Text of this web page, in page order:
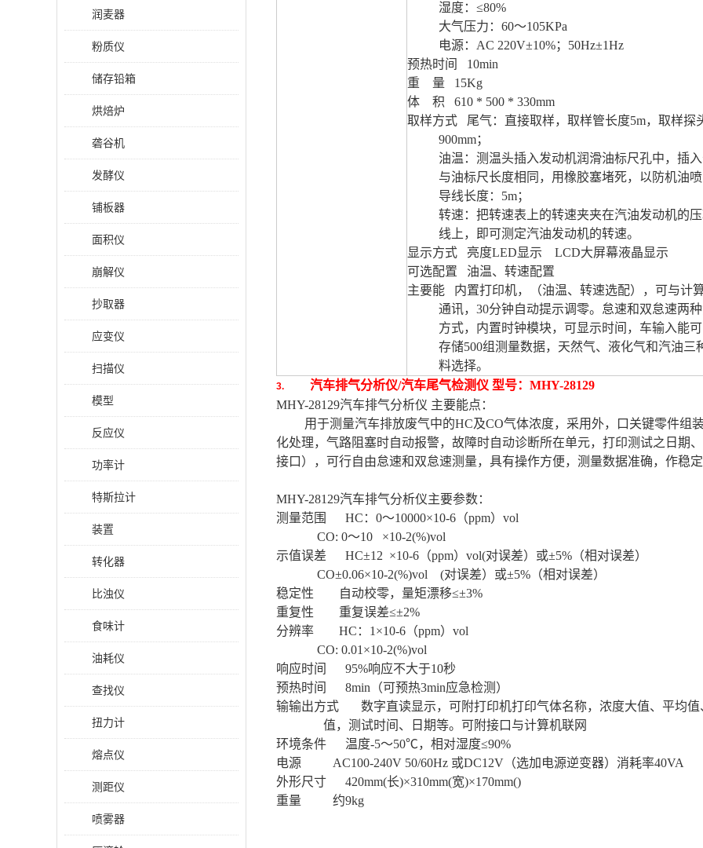
润麦器
粉质仪
储存铅箱
烘焙炉
砻谷机
发酵仪
铺板器
面积仪
崩解仪
抄取器
应变仪
扫描仪
模型
反应仪
功率计
特斯拉计
装置
转化器
比浊仪
食味计
油耗仪
查找仪
扭力计
熔点仪
测距仪
喷雾器
湿度：≤80%
大气压力：60～105KPa
电源：AC 220V±10%；50Hz±1Hz
预热时间 10min
重 量 15Kg
体 积 610 * 500 * 330mm
取样方式 尾气：直接取样，取样管长度5m，取样探
900mm；
油温：测温头插入发动机润滑油标尺孔中，插入
与油标尺长度相同，用橡胶塞堵死，以防机油喷
导线长度：5m；
转速：把转速表上的转速夹夹在汽油发动机的
线上，即可测定汽油发动机的转速。
显示方式 亮度LED显示 LCD大屏幕液晶显示
可选配置 油温、转速配置
主要能 内置打印机，（油温、转速选配），可与计
通讯，30分钟自动提示调零。怠速和双怠速两种
方式，内置时钟模块，可显示时间，车输入能可
存储500组测量数据，天然气、液化气和汽油三
料选择。
3. 汽车排气分析仪/汽车尾气检测仪 型号： MHY-28129
MHY-28129汽车排气分析仪 主要能点：
用于测量汽车排放废气中的HC及CO气体浓度，采用外，口关键零件组
化处理，气路阻塞时自动报警，故障时自动诊断所在单元，打印测试之日期
接口），可行自由怠速和双怠速测量，具有操作方便，测量数据准确，作稳
MHY-28129汽车排气分析仪主要参数：
测量范围 HC：0～10000×10-6（ppm）vol
CO: 0～10 ×10-2(%)vol
示值误差 HC±12 ×10-6（ppm）vol(对误差）或±5%（相对误差）
CO±0.06×10-2(%)vol (对误差）或±5%（相对误差）
稳定性 自动校零，量矩漂移≤±3%
重复性 重复误差≤±2%
分辨率 HC：1×10-6（ppm）vol
CO: 0.01×10-2(%)vol
响应时间 95%响应不大于10秒
预热时间 8min（可预热3min应急检测）
输输出方式 数字直读显示，可附打印机打印气体名称，浓度大值、平均值
值，测试时间、日期等。可附接口与计算机联网
环境条件 温度-5～50℃，相对湿度≤90%
电源 AC100-240V 50/60Hz 或DC12V（选加电源逆变器）消耗率40VA
外形尺寸 420mm(长)×310mm(宽)×170mm()
重量 约9kg